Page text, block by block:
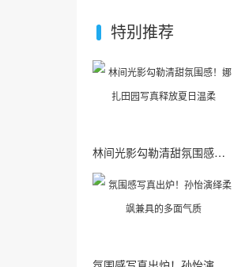
特别推荐
林间光影勾勒清甜氛围感！娜扎田园写真释放夏日温柔